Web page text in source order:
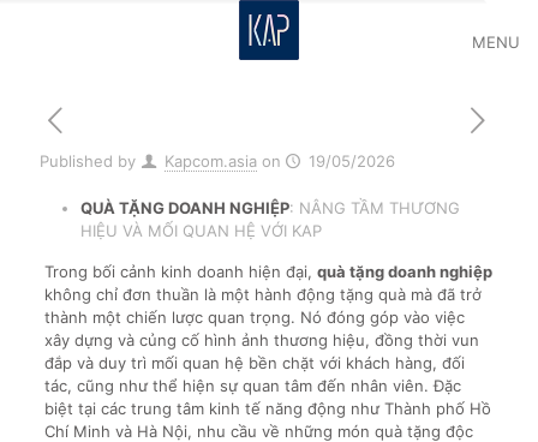
MENU
Published by Kapcom.asia on 19/05/2026
QUÀ TẶNG DOANH NGHIỆP: NÂNG TẦM THƯƠNG
HIỆU VÀ MỐI QUAN HỆ VỚI KAP
Trong bối cảnh kinh doanh hiện đại, quà tặng doanh nghiệp
không chỉ đơn thuần là một hành động tặng quà mà đã trở
thành một chiến lược quan trọng. Nó đóng góp vào việc
xây dựng và củng cố hình ảnh thương hiệu, đồng thời vun
đắp và duy trì mối quan hệ bền chặt với khách hàng, đối
tác, cũng như thể hiện sự quan tâm đến nhân viên. Đặc
biệt tại các trung tâm kinh tế năng động như Thành phố Hồ
Chí Minh và Hà Nội, nhu cầu về những món quà tặng độc